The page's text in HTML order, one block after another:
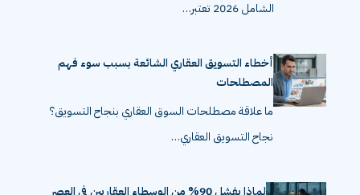
الشامل 2026 تعتبر…
أخطاء التسويق العقاري الشائعة بسبب سوء فهم
المصطلحات
ما علاقة مصطلحات السوق العقاري بنجاح التسويق؟
نجاح التسويق العقاري…